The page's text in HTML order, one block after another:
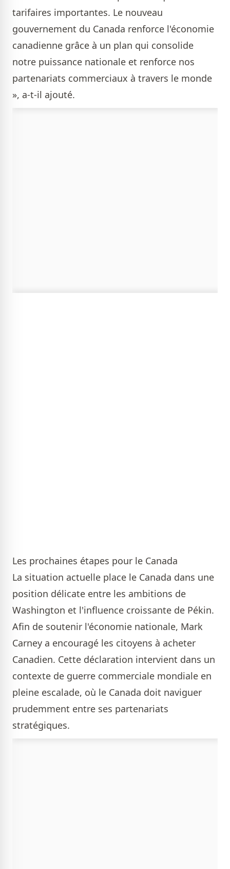
tarifaires importantes. Le nouveau
gouvernement du Canada renforce l'économie
canadienne grâce à un plan qui consolide
notre puissance nationale et renforce nos
partenariats commerciaux à travers le monde
», a-t-il ajouté.
Les prochaines étapes pour le Canada
La situation actuelle place le Canada dans une
position délicate entre les ambitions de
Washington et l'influence croissante de Pékin.
Afin de soutenir l'économie nationale, Mark
Carney a encouragé les citoyens à acheter
Canadien. Cette déclaration intervient dans un
contexte de guerre commerciale mondiale en
pleine escalade, où le Canada doit naviguer
prudemment entre ses partenariats
stratégiques.